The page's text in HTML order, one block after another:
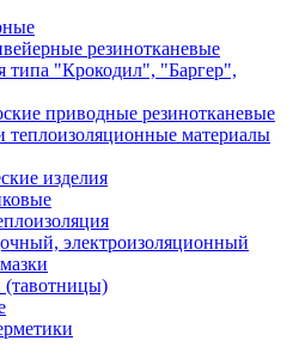
резинотканевые
типа "Крокодил", "Баргер",
приводные резинотканевые
теплоизоляционные материалы
изделия
электроизоляционный
(тавотницы)